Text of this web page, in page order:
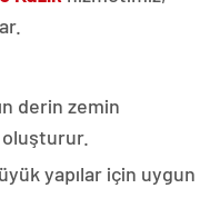
derin zemin
yapılar için uygun